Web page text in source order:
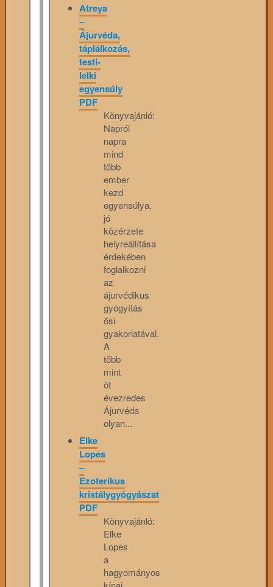
Atreya
–
Ájurvéda,
táplálkozás,
testi-
lelki
egyensúly
PDF
Könyvajánló:
Napról
napra
mind
több
ember
kezd
egyensúlya,
jó
közérzete
helyreállítása
érdekében
foglalkozni
az
ájurvédikus
gyógyítás
ősi
gyakorlatával.
A
több
mint
öt
évezredes
Ájurvéda
olyan...
Elke
Lopes
–
Ezoterikus
kristálygyógyászat
PDF
Könyvajánló:
Elke
Lopes
a
hagyományos